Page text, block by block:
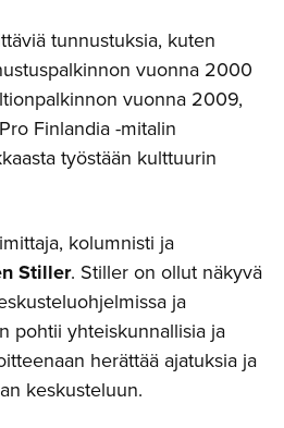
tunnustuksia, kuten
vuonna 2000
vuonna 2009,
Finlandia -mitalin
työstään kulttuurin
kolumnisti ja
Stiller. Stiller on ollut näkyvä
ja
pohtii yhteiskunnallisia ja
herättää ajatuksia ja
keskusteluun.